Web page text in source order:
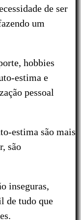
de ser
um
hobbies
estima e
pessoal
estima são mais
são
inseguras,
de tudo que